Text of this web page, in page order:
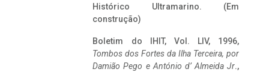
Histórico Ultramarino. (Em
construção)
Boletim do IHIT, Vol. LIV, 1996,
Tombos dos Fortes da Ilha Terceira, por
Damião Pego e António d’ Almeida Jr.,